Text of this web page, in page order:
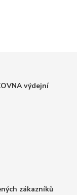
výdejní
zákazníků